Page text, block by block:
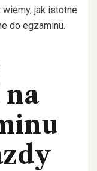
jak istotne
do egzaminu.